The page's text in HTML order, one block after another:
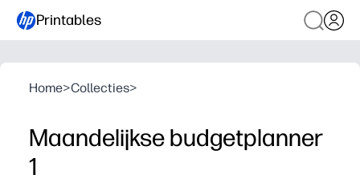
Printables
Home>Collecties>
Maandelijkse budgetplanner
1